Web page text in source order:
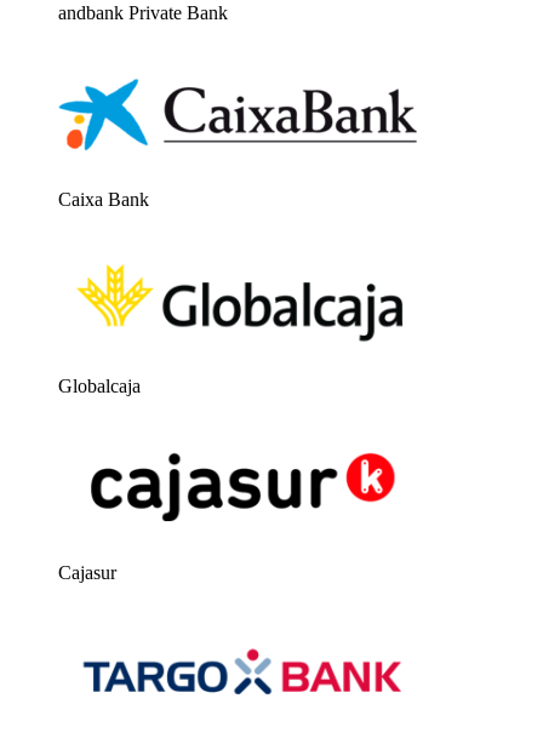
andbank Private Bank
Caixa Bank
Globalcaja
Cajasur